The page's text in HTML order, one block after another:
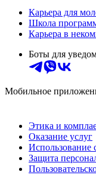
Карьера для
Школа
Карьера в
Боты для
Мобильное
Этика и
Оказание услуг
Использование
Защита